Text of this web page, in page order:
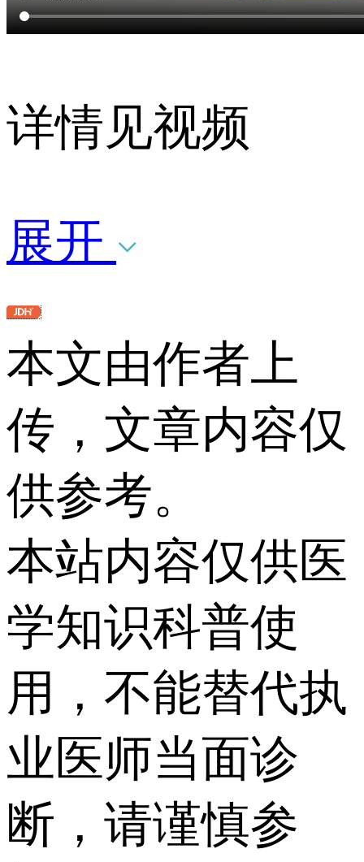
详情见视频
展开
本文由作者上
传，文章内容仅
供参考。
本站内容仅供医
学知识科普使
用，不能替代执
业医师当面诊
断，请谨慎参